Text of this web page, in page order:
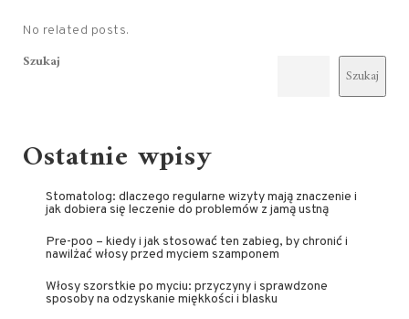
No related posts.
Szukaj
Szukaj
Ostatnie wpisy
Stomatolog: dlaczego regularne wizyty mają znaczenie i
jak dobiera się leczenie do problemów z jamą ustną
Pre-poo – kiedy i jak stosować ten zabieg, by chronić i
nawilżać włosy przed myciem szamponem
Włosy szorstkie po myciu: przyczyny i sprawdzone
sposoby na odzyskanie miękkości i blasku